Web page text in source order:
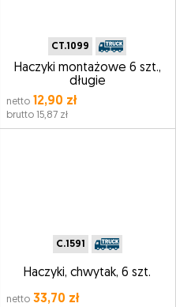
CT.1099
Haczyki montażowe 6 szt.,
długie
netto12,90 zł
brutto 15,87 zł
C.1591
Haczyki, chwytak, 6 szt.
netto33,70 zł